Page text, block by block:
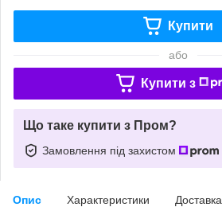
Купити
або
Купити з
Що таке купити з Пром?
Замовлення під захистом
Опис Характеристики Доставка